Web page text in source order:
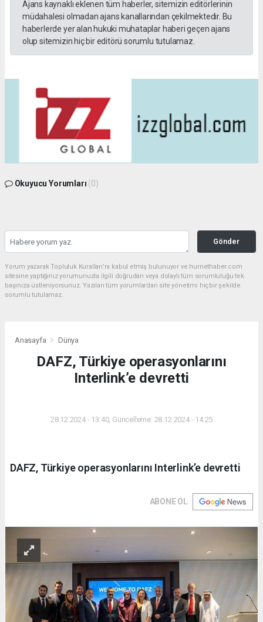
Ajans kaynaklı eklenen tüm haberler, sitemizin editörlerinin
müdahalesi olmadan ajans kanallarından çekilmektedir. Bu
haberlerde yer alan hukuki muhataplar haberi geçen ajans
olup sitemizin hiç bir editörü sorumlu tutulamaz.
Okuyucu Yorumları (0)
Gönder
Yorum yazarak Topluluk Kuralları’nı kabul etmiş bulunuyor ve hurnethaber.com
sitesine yaptığınız yorumunuzla ilgili doğrudan veya dolaylı tüm sorumluluğu tek
başınıza üstleniyorsunuz. Yazılan tüm yorumlardan site yönetimi hiçbir şekilde
sorumlu tutulamaz.
Anasayfa Dünya
DAFZ, Türkiye operasyonlarını
Interlink’e devretti
28.12.2024 - 13:40, Güncelleme: 28.12.2024 - 14:25
DAFZ, Türkiye operasyonlarını Interlink’e devretti
ABONE OL